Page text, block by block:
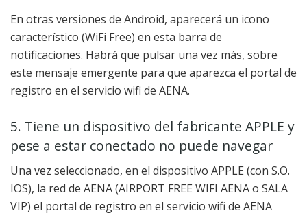
En otras versiones de Android, aparecerá un icono
característico (WiFi Free) en esta barra de
notificaciones. Habrá que pulsar una vez más, sobre
este mensaje emergente para que aparezca el portal de
registro en el servicio wifi de AENA.
5. Tiene un dispositivo del fabricante APPLE y
pese a estar conectado no puede navegar
Una vez seleccionado, en el dispositivo APPLE (con S.O.
IOS), la red de AENA (AIRPORT FREE WIFI AENA o SALA
VIP) el portal de registro en el servicio wifi de AENA